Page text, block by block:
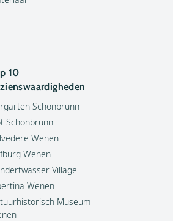
10
Schönbrunn
Schönbrunn
Wenen
Wenen
Village
Wenen
Museum